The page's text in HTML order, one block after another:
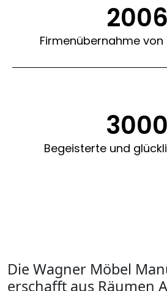
2006
Firmenübernahme
3000
Begeisterte und
Die Wagner Möbel
erschafft aus Räumen